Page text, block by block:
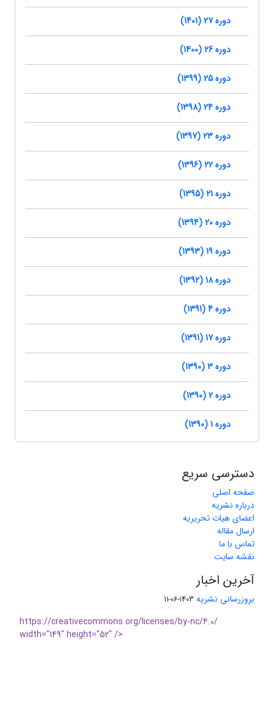
دوره 27 (1401)
دوره 26 (1400)
دوره 25 (1399)
دوره 24 (1398)
دوره 23 (1397)
دوره 22 (1396)
دوره 21 (1395)
دوره 20 (1394)
دوره 19 (1393)
دوره 18 (1392)
دوره 4 (1391)
دوره 17 (1391)
دوره 3 (1390)
دوره 2 (1390)
دوره 1 (1390)
دسترسی سریع
صفحه اصلی
درباره نشریه
اعضای هیات تحریریه
ارسال مقاله
تماس با ما
نقشه سایت
آخرین اخبار
بروزرسانی نشریه 1403-06-11
https://creativecommons.org/licenses/by-nc/4.0/
width="149" height="52" />